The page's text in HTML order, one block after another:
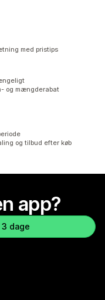
med pristips
og mængderabat
og tilbud efter køb
app?
dage